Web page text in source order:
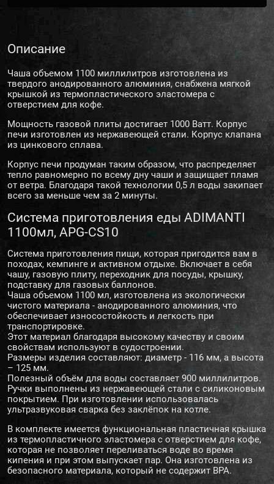
Описание
Чаша объемом 1100 миллилитров изготовлена из
твердого анодированного алюминия, снабжена мягкой
крышкой из термопластического эластомера с
отверстием для кофе.
Мощность газовой плиты достигает 1000 Ватт. Корпус
печи изготовлен из нержавеющей стали. Корпус клапана
из цинкового сплава.
Корпус печи продуман таким образом, что распределяет
тепло равномерно по всему дну чаши и защищает пламя
от ветра. Благодаря такой технологии 0,5 л воды закипает
всего за меньше чем за 2 минуты.
Система приготовления еды ADIMANTI
1100мл, APG-CS10
Система приготовления пищи, которая пригодится вам в
походах, кемпинге и активном отдыхе. Включает в себя
чашу, газовую плиту, переходник для посуды, крышку,
подставку для газовых баллонов.
Чаша объемом 1100 мл, изготовлена из экологически
чистого материала - анодированного алюминия, что
обеспечивает износостойкость и легкость при
транспортировке.
Этот материал благодаря высокому качеству и своим
свойствам используют в судостроении.
Размеры изделия составляют: диаметр - 116 мм, а высота
– 125 мм.
Полезный объём для воды составляет 900 миллилитров.
Ручки выполнены из нержавеющей стали с силиконовым
покрытием. При изготовлении использовалась
ультразвуковая сварка без заклёпок на котле.
В комплекте имеется функциональная пластичная крышка
из термопластичного эластомера с отверстием для кофе,
которая не позволяет переливаться воде во время
кипения и при этом выпускает пар. Она изготовлена из
безопасного материала, который не содержит BPA.